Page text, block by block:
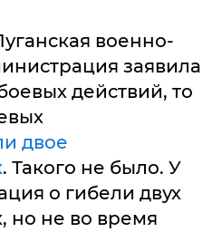
военно-
заявила
действий, то
двое
. Такого не было. У
о гибели двух
но не во время